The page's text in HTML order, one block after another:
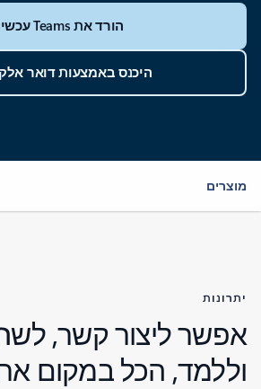
הורד את Teams עכשיו
היכנס באמצעות דואר
מוצרים
יתרונות
אפשר ליצור קשר,
וללמד, הכל במקום